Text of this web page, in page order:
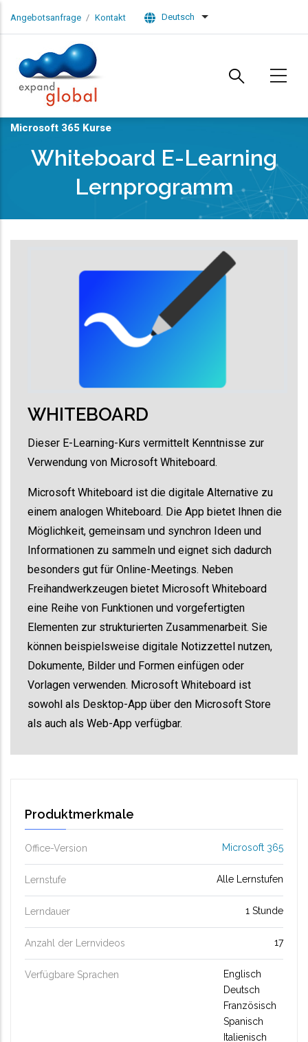
Angebotsanfrage Kontakt Deutsch List additional actions
Microsoft 365 Kurse
Whiteboard E-Learning
Lernprogramm
WHITEBOARD
Dieser E-Learning-Kurs vermittelt Kenntnisse zur
Verwendung von Microsoft Whiteboard.
Microsoft Whiteboard ist die digitale Alternative zu
einem analogen Whiteboard. Die App bietet Ihnen die
Möglichkeit, gemeinsam und synchron Ideen und
Informationen zu sammeln und eignet sich dadurch
besonders gut für Online-Meetings. Neben
Freihandwerkzeugen bietet Microsoft Whiteboard
eine Reihe von Funktionen und vorgefertigten
Elementen zur strukturierten Zusammenarbeit. Sie
können beispielsweise digitale Notizzettel nutzen,
Dokumente, Bilder und Formen einfügen oder
Vorlagen verwenden. Microsoft Whiteboard ist
sowohl als Desktop-App über den Microsoft Store
als auch als Web-App verfügbar.
Produktmerkmale
Office-Version Microsoft 365
Lernstufe Alle Lernstufen
Lerndauer 1 Stunde
Anzahl der Lernvideos 17
Verfügbare Sprachen
Englisch
Deutsch
Französisch
Spanisch
Italienisch